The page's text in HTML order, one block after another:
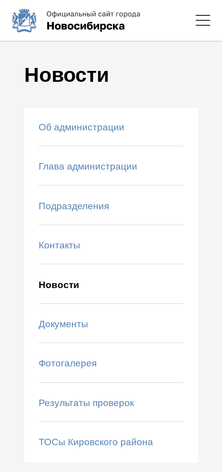
Новости
Об администрации
Глава администрации
Подразделения
Контакты
Новости
Документы
Фотогалерея
Результаты проверок
ТОСы Кировского района